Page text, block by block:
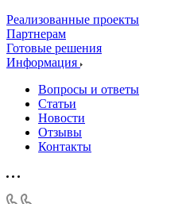
Реализованные проекты
Партнерам
Готовые решения
Информация
Вопросы и ответы
Статьи
Новости
Отзывы
Контакты